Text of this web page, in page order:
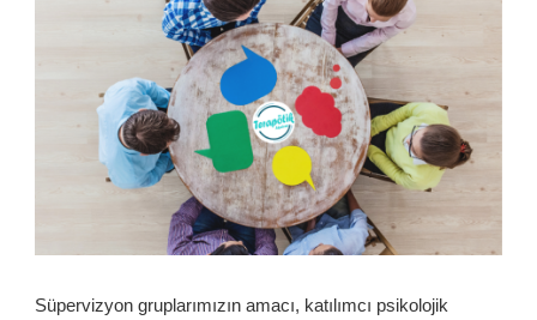
Süpervizyon gruplarımızın amacı, katılımcı psikolojik